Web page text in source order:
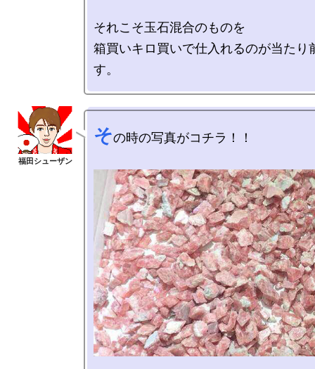
それこそ玉石混合のものを
箱買いキロ買いで仕入れるのが当たり
その時の写真がコチラ！！